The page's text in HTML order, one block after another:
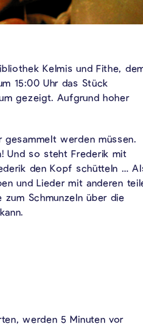
Kelmis und Fithe,
15:00 Uhr das Stück
gezeigt. Aufgrund hoher
werden müssen.
Und so steht Frederik mit
den Kopf schütteln …
und Lieder mit anderen
Schmunzeln über die
werden 5 Minuten vor